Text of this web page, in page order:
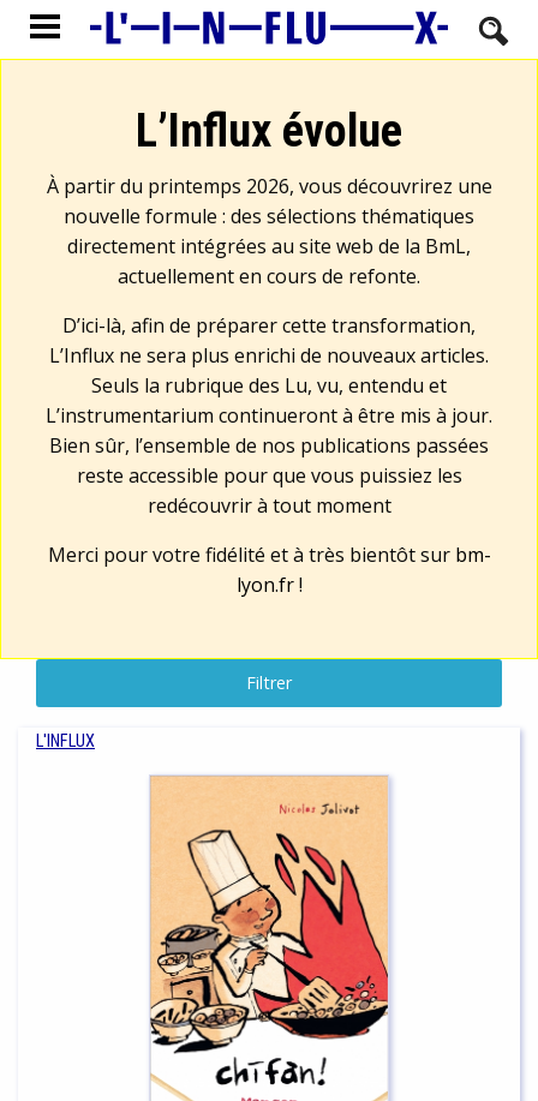
L’Influx évolue
À partir du printemps 2026, vous découvrirez une
nouvelle formule : des sélections thématiques
directement intégrées au site web de la BmL,
actuellement en cours de refonte.
D’ici-là, afin de préparer cette transformation,
L’Influx ne sera plus enrichi de nouveaux articles.
Seuls la rubrique des Lu, vu, entendu et
L’instrumentarium continueront à être mis à jour.
Bien sûr, l’ensemble de nos publications passées
reste accessible pour que vous puissiez les
redécouvrir à tout moment
Merci pour votre fidélité et à très bientôt sur bm-
lyon.fr!
Filtrer
L'INFLUX